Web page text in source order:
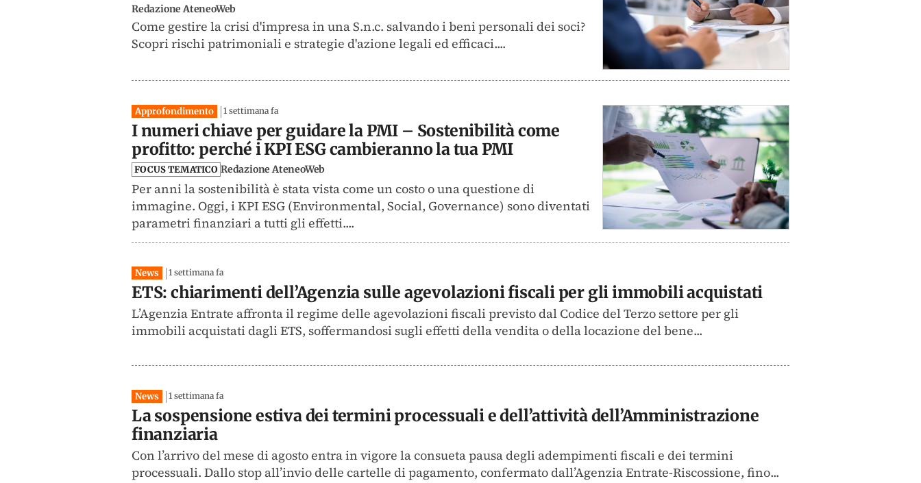
Redazione AteneoWeb
Come gestire la crisi d'impresa in una S.n.c. salvando i beni personali dei soci?
Scopri rischi patrimoniali e strategie d'azione legali ed efficaci....
Approfondimento 1 settimana fa
I numeri chiave per guidare la PMI – Sostenibilità come
profitto: perché i KPI ESG cambieranno la tua PMI
FOCUS TEMATICO Redazione AteneoWeb
Per anni la sostenibilità è stata vista come un costo o una questione di
immagine. Oggi, i KPI ESG (Environmental, Social, Governance) sono diventati
parametri finanziari a tutti gli effetti....
News 1 settimana fa
ETS: chiarimenti dell’Agenzia sulle agevolazioni fiscali per gli immobili acquistati
L’Agenzia Entrate affronta il regime delle agevolazioni fiscali previsto dal Codice del Terzo settore per gli
immobili acquistati dagli ETS, soffermandosi sugli effetti della vendita o della locazione del bene...
News 1 settimana fa
La sospensione estiva dei termini processuali e dell’attività dell’Amministrazione
finanziaria
Con l’arrivo del mese di agosto entra in vigore la consueta pausa degli adempimenti fiscali e dei termini
processuali. Dallo stop all’invio delle cartelle di pagamento, confermato dall’Agenzia Entrate-Riscossione, fino...